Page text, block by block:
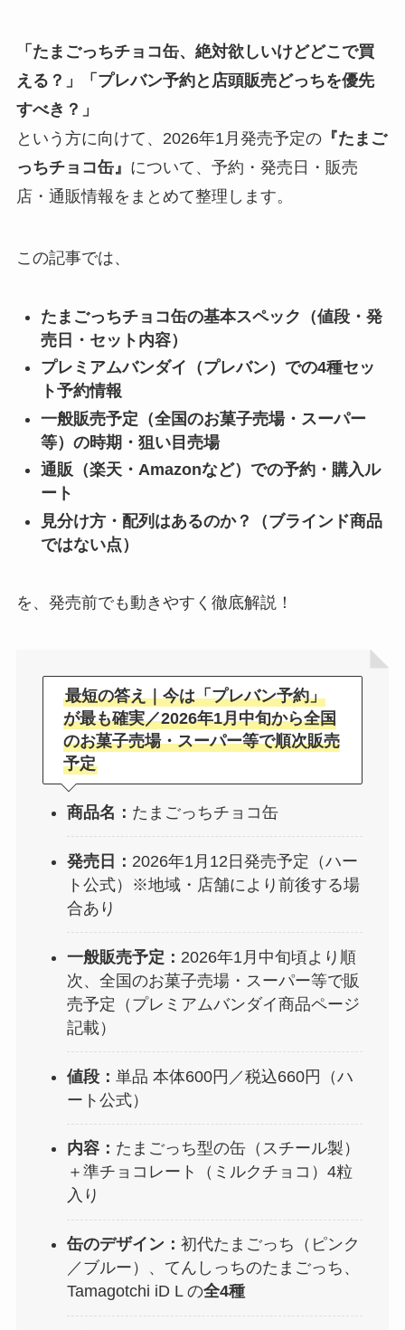
「たまごっちチョコ缶、絶対欲しいけどどこで買
える？」「プレバン予約と店頭販売どっちを優先
すべき？」
という方に向けて、2026年1月発売予定の『たまご
っちチョコ缶』 について、予約・発売日・販売
店・通販情報をまとめて整理します。
この記事では、
たまごっちチョコ缶の基本スペック（値段・発
売日・セット内容）
プレミアムバンダイ（プレバン）での4種セッ
ト予約情報
一般販売予定（全国のお菓子売場・スーパー
等）の時期・狙い目売場
通販（楽天・Amazonなど）での予約・購入ル
ート
見分け方・配列はあるのか？（ブラインド商品
ではない点）
を、発売前でも動きやすく徹底解説！
最短の答え｜今は「プレバン予約」
が最も確実／2026年1月中旬から全国
のお菓子売場・スーパー等で順次販売
予定
商品名： たまごっちチョコ缶
発売日： 2026年1月12日発売予定（ハー
ト公式）※地域・店舗により前後する場
合あり
一般販売予定： 2026年1月中旬頃より順
次、全国のお菓子売場・スーパー等で販
売予定（プレミアムバンダイ商品ページ
記載）
値段： 単品 本体600円／税込660円（ハ
ート公式）
内容： たまごっち型の缶（スチール製）
＋準チョコレート（ミルクチョコ）4粒
入り
缶のデザイン： 初代たまごっち（ピンク
／ブルー）、てんしっちのたまごっち、
Tamagotchi iD L の全4種